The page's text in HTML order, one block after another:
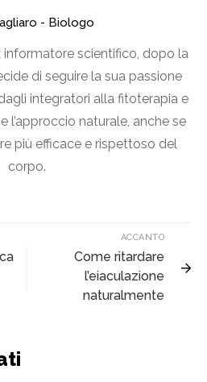
- Biologo
informatore scientifico, dopo la
di seguire la sua passione
integratori alla fitoterapia e
l’approccio naturale, anche se
più efficace e rispettoso del
corpo.
ACCANTO
Come ritardare
l’eiaculazione
naturalmente